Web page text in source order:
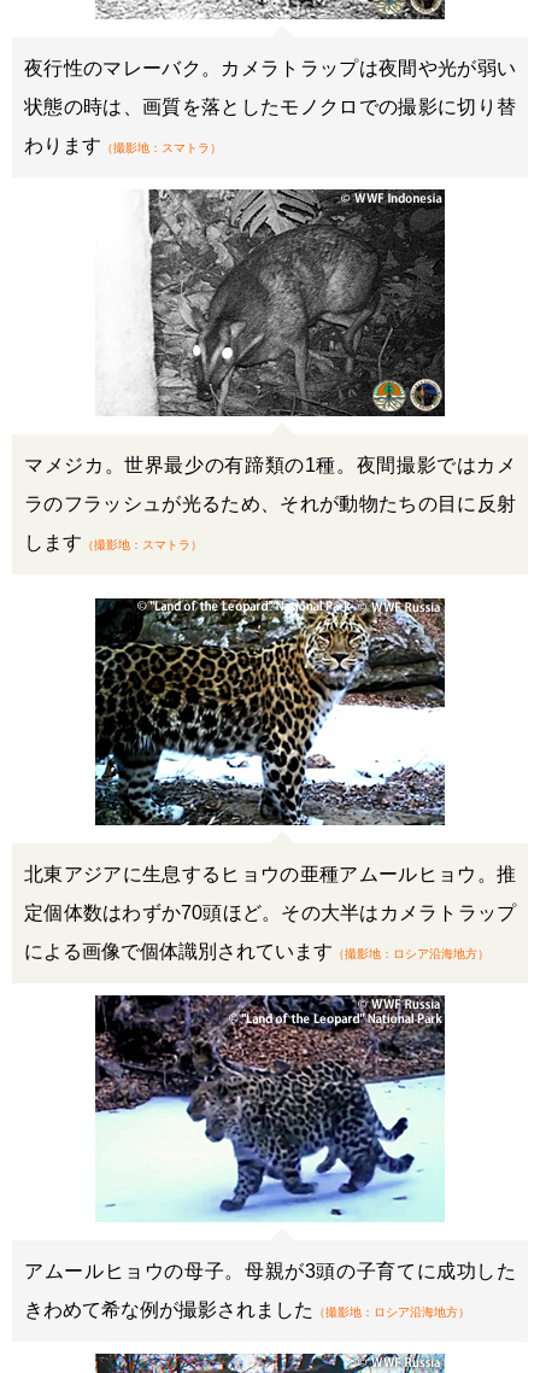
夜行性のマレーバク。カメラトラップは夜間や光が弱い
状態の時は、画質を落としたモノクロでの撮影に切り替
わります （撮影地：スマトラ）
マメジカ。世界最少の有蹄類の1種。夜間撮影ではカメ
ラのフラッシュが光るため、それが動物たちの目に反射
します （撮影地：スマトラ）
北東アジアに生息するヒョウの亜種アムールヒョウ。推
定個体数はわずか70頭ほど。その大半はカメラトラップ
による画像で個体識別されています （撮影地：ロシア沿海地方）
アムールヒョウの母子。母親が3頭の子育てに成功した
きわめて希な例が撮影されました
（撮影地：ロシア沿海地方）